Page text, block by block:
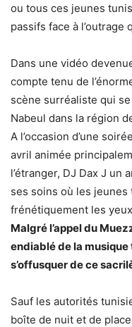
ou tous ces jeunes
passifs face à l’outrage
Dans une vidéo
compte tenu de
scène surréaliste qui
Nabeul dans la région
A l’occasion d’une
avril animée
l’étranger, DJ Dax J un
ses soins où les
frénétiquement les
Malgré l’appel du
endiablé de la
s’offusquer de ce
Sauf les autorités
boîte de nuit et de